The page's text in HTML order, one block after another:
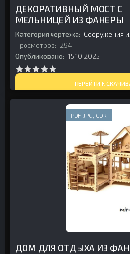
ДЕКОРАТИВНЫЙ МОСТ С
МЕЛЬНИЦЕЙ ИЗ ФАНЕРЫ
Категория чертежа: Сооружения
Просмотров: 294
Опубликовано: 15.10.2025
ПЕРЕЙТИ К
PDF, JPG, CDR
ДОМ ДЛЯ ОТДЫХА ИЗ